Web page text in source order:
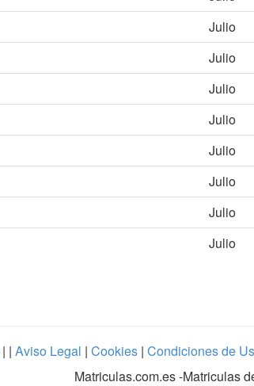
Julio
Julio
Julio
Julio
Julio
Julio
Julio
Julio
| | Aviso Legal | Cookies | Condiciones de
Matriculas.com.es-Matriculas